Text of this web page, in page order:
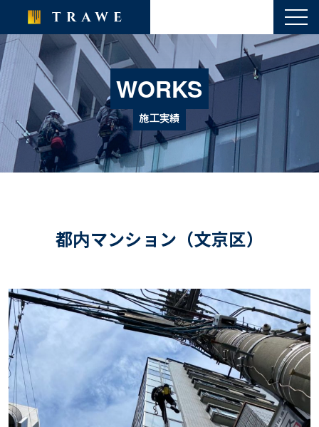
WORKS
施工実績
都内マンション（文京区）